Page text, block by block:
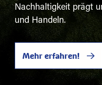
Nachhaltigkeit prägt
und Handeln.
Mehr erfahren!